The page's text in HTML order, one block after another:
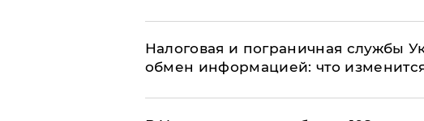
Налоговая и пограничная службы
обмен информацией: что